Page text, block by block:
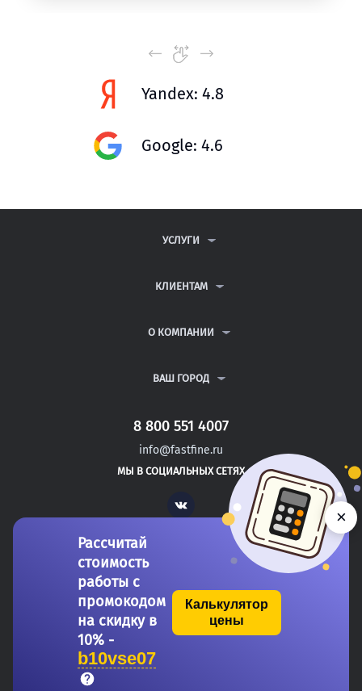
Yandex: 4.8
Google: 4.6
УСЛУГИ
ДИПЛОМНЫЕ РАБОТЫ
РЕФЕРАТЫ
КЛИЕНТАМ
ВОПРОСЫ И ОТВЕТЫ
ПОЛИТИКА КОНФИДЕНЦИАЛЬНОСТИ
О КОМПАНИИ
КОНТАКТЫ
ВАШ ГОРОД
САНКТ-ПЕТЕРБУРГ
НОВОТРОИЦК
ИВАНГОРОД
8 800 551 4007
info@fastfine.ru
МЫ В СОЦИАЛЬНЫХ СЕТЯХ
Vk
Copyright 2011-2026 FastFine.ru
Общество с ограниченной ответственностью «Форстад» ОГРН: 1137746693457 ИНН/КПП:
Рассчитай
стоимость
работы с
промокодом
на скидку в
10% -
b10vse07
Калькулятор
цены
×